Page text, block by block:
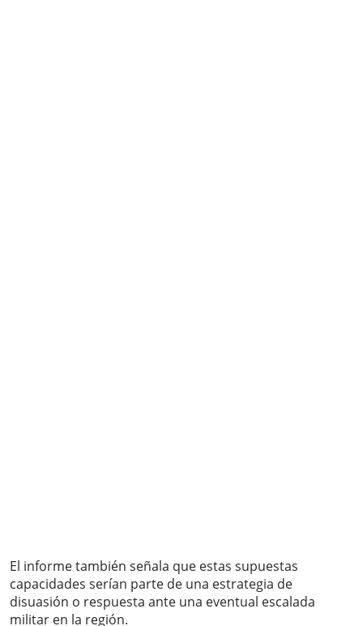
El informe también señala que estas supuestas
capacidades serían parte de una estrategia de
disuasión o respuesta ante una eventual escalada
militar en la región.